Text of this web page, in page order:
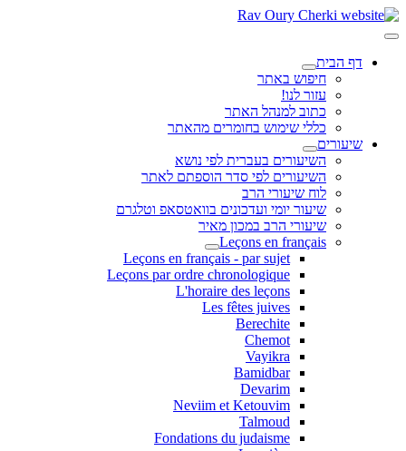
דף הבית
חיפוש באתר
עזור לנו!
כתוב למנהל האתר
כללי שימוש בחומרים מהאתר
שיעורים
השיעורים בעברית לפי נושא
השיעורים לפי סדר הוספתם לאתר
לוח שיעורי הרב
שיעור יומי ועדכונים בוואטסאפ וטלגרם
שיעורי הרב במכון מאיר
Leçons en français
Leçons en français - par sujet
Leçons par ordre chronologique
L'horaire des leçons
Les fêtes juives
Berechite
Chemot
Vayikra
Bamidbar
Devarim
Neviim et Ketouvim
Talmoud
Fondations du judaisme